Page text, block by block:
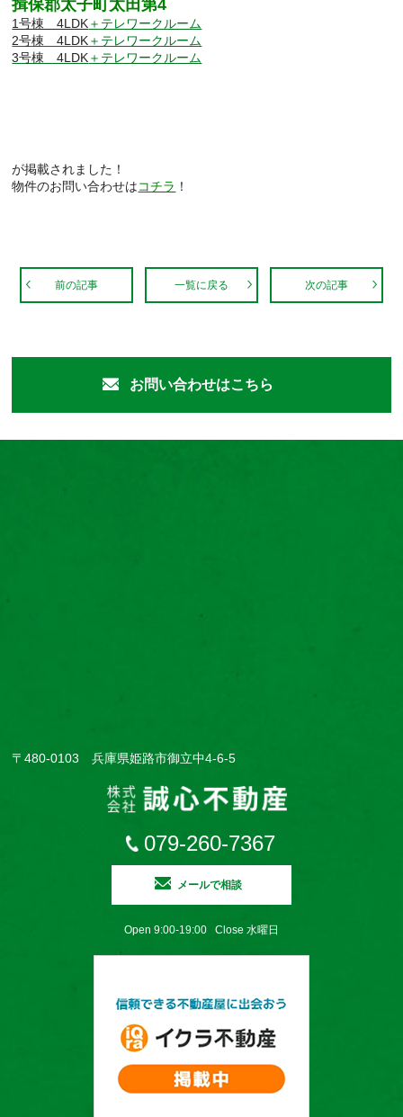
揖保郡太子町太田第4
1号棟 4LDK＋テレワークルーム
2号棟 4LDK＋テレワークルーム
3号棟 4LDK＋テレワークルーム
が掲載されました！
物件のお問い合わせはコチラ ！
前の記事 一覧に戻る 次の記事
お問い合わせはこちら
079-260-7367
メールで相談
Open 9:00-19:00 Close 水曜日
〒480-0103 兵庫県姫路市御立中4-6-5